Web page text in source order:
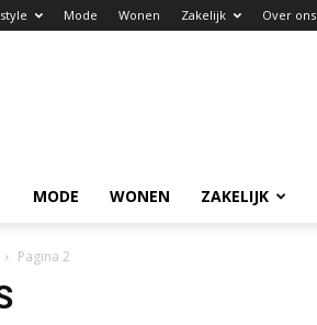
Mode Wonen Zakelijk Over ons
MODE WONEN ZAKELIJK
Pagina 2